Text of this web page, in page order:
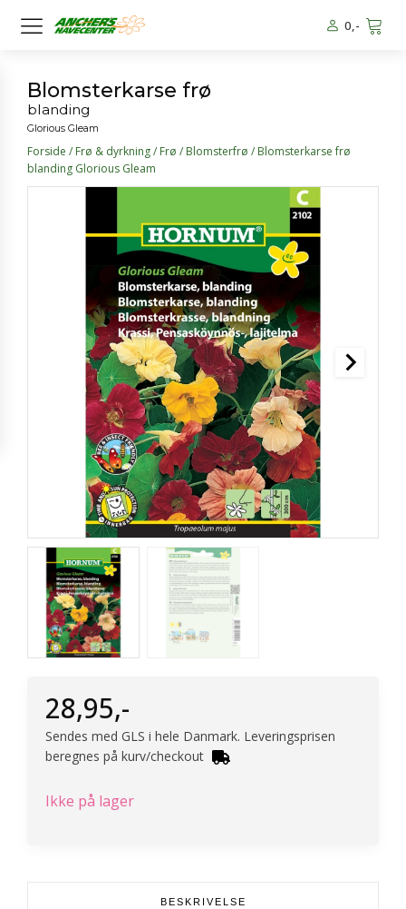
0,-
Forside / Frø & dyrkning/ Frø / Blomsterfrø / Blomsterkarse frø
blanding Glorious Gleam
Blomsterkarse frø
blanding
Glorious Gleam
28,95,-
Sendes med GLS i hele Danmark. Leveringsprisen
beregnes på kurv/checkout
Ikke på lager
BESKRIVELSE